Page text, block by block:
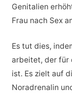
Genitalien
Frau nach Sex
Es tut dies,
arbeitet, der für
ist. Es zielt auf
Noradrenalin